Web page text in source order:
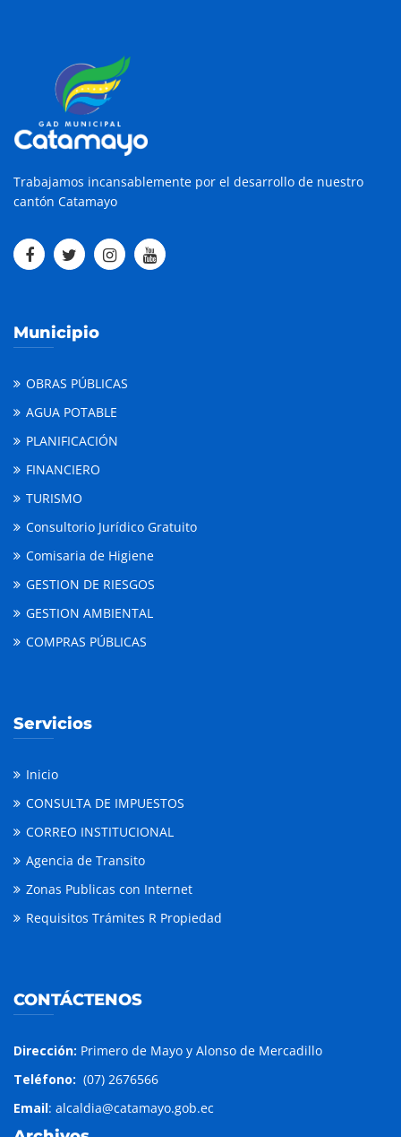
Trabajamos incansablemente por el desarrollo de nuestro
cantón Catamayo
Municipio
OBRAS PÚBLICAS
AGUA POTABLE
PLANIFICACIÓN
FINANCIERO
TURISMO
Consultorio Jurídico Gratuito
Comisaria de Higiene
GESTION DE RIESGOS
GESTION AMBIENTAL
COMPRAS PÚBLICAS
Servicios
Inicio
CONSULTA DE IMPUESTOS
CORREO INSTITUCIONAL
Agencia de Transito
Zonas Publicas con Internet
Requisitos Trámites R Propiedad
CONTÁCTENOS
Dirección: Primero de Mayo y Alonso de Mercadillo
Teléfono: (07) 2676566
Email: alcaldia@catamayo.gob.ec